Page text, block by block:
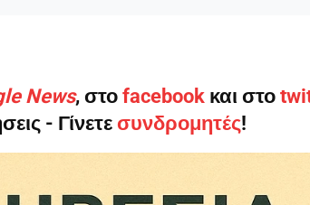
News, στο facebook και στο
- Γίνετε συνδρομητές!